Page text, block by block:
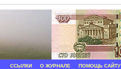
ССЫЛКИ О ЖУРНАЛЕ ПОМОЩЬ САЙТУ